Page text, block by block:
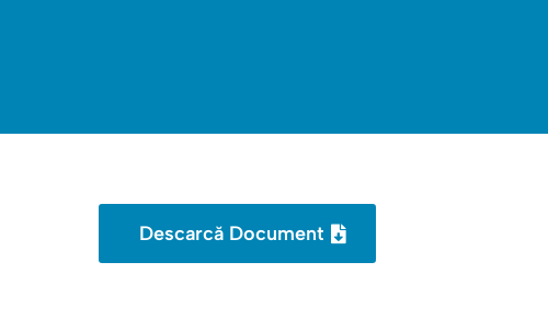
Descarcă Document